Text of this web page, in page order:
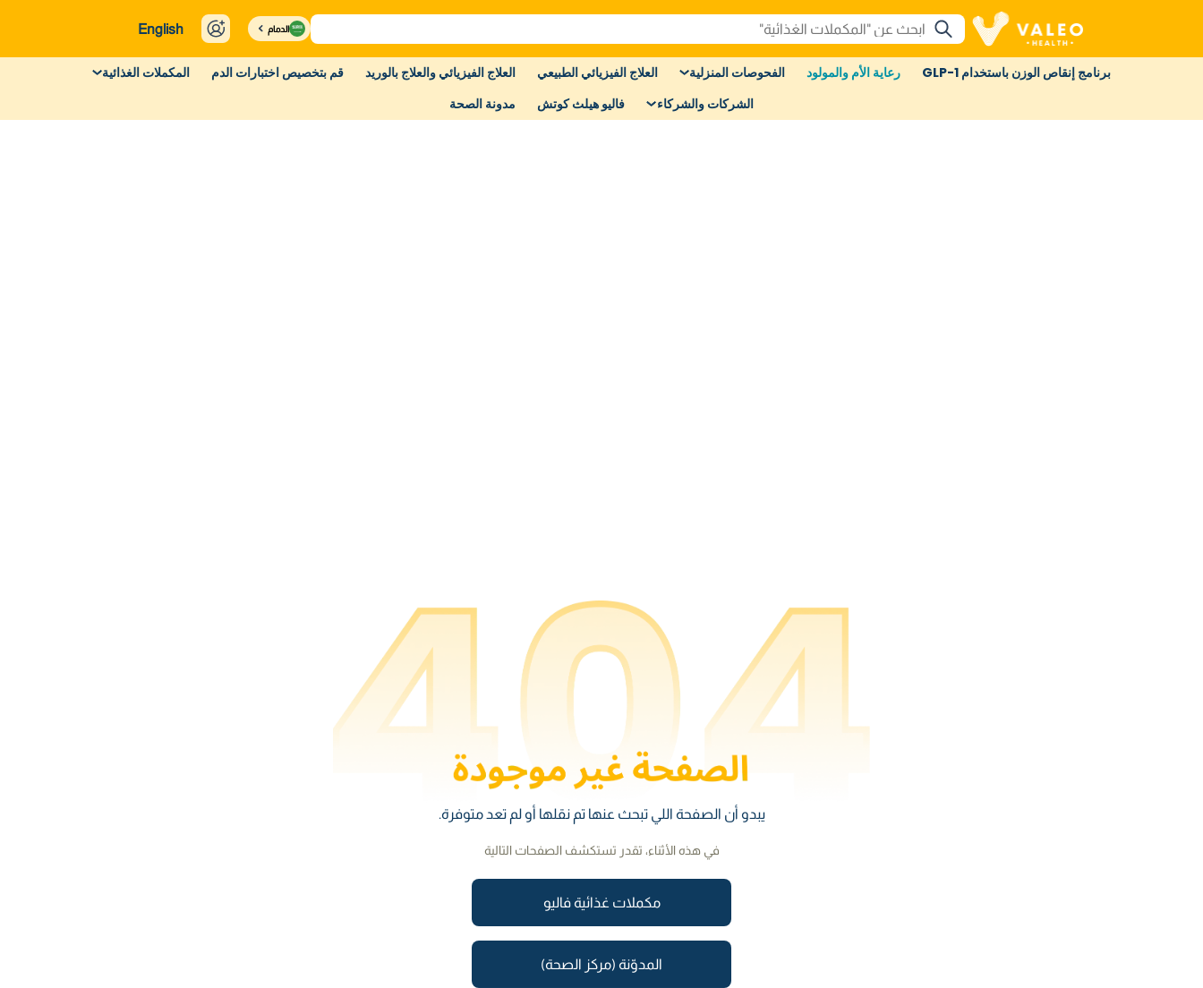
الدمام English
برنامج إنقاص الوزن باستخدام GLP-1 رعاية الأم والمولود الفحوصات المنزلية العلاج الفيزيائي الطبيعي العلاج الفيزيائي والعلاج بالوريد قم بتخصيص اختبارات الدم
المكملات الغذائية
الشركات والشركاء
فاليو هيلث كوتش مدونة الصحة
يبدو أن الصفحة اللي تبحث عنها تم نقلها أو لم تعد متوفرة.
في هذه الأثناء، تقدر تستكشف الصفحات التالية
مكملات غذائية فاليو
المدوّنة (مركز الصحة)